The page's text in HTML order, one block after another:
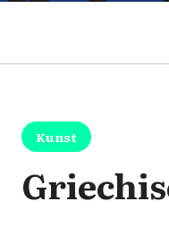
Kunst